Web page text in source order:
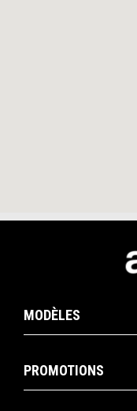
MODÈLES
PROMOTIONS